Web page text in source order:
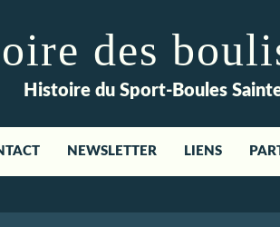
des
Histoire du Sport-Boules
NEWSLETTER LIENS